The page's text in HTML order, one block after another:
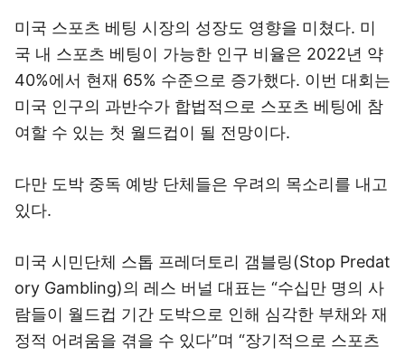
미국 스포츠 베팅 시장의 성장도 영향을 미쳤다. 미
국 내 스포츠 베팅이 가능한 인구 비율은 2022년 약
40%에서 현재 65% 수준으로 증가했다. 이번 대회는
미국 인구의 과반수가 합법적으로 스포츠 베팅에 참
여할 수 있는 첫 월드컵이 될 전망이다.
다만 도박 중독 예방 단체들은 우려의 목소리를 내고
있다.
미국 시민단체 스톱 프레더토리 갬블링(Stop Predat
ory Gambling)의 레스 버널 대표는 “수십만 명의 사
람들이 월드컵 기간 도박으로 인해 심각한 부채와 재
정적 어려움을 겪을 수 있다”며 “장기적으로 스포츠